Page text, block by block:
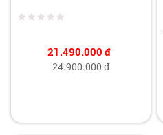
21.490.000 đ
24.900.000đ